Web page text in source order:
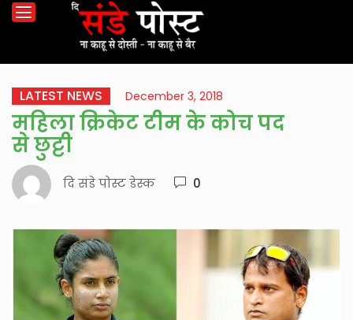
LATEST NEWS December 3, 2018
महिला क्रिकेट टीम के कोच पद
से छुट्टी
दि संडे पोस्ट डेस्क 0